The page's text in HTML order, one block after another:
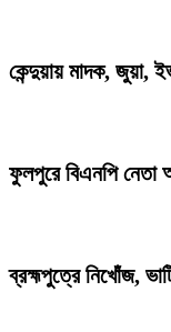
কেন্দুয়ায় মাদক, জুয়া,
ফুলপুরে বিএনপি নেতা
ব্রহ্মপুত্রে নিখোঁজ,